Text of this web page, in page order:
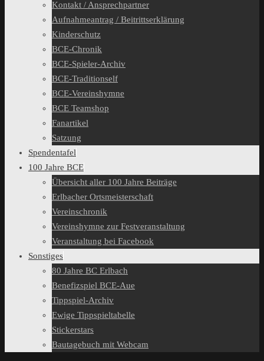
Kontakt / Ansprechpartner
Aufnahmeantrag / Beitrittserklärung
Kinderschutz
BCE-Chronik
BCE-Spieler-Archiv
BCE-Traditionself
BCE-Vereinshymne
BCE Teamshop
Fanartikel
Satzung
Spendentafel
100 Jahre BCE
Übersicht aller 100 Jahre Beiträge
Erlbacher Ortsmeisterschaft
Vereinschronik
Vereinshymne zur Festveranstaltung
Veranstaltung bei Facebook
Sonstiges
80 Jahre BC Erlbach
Benefizspiel BCE-Aue
Tippspiel-Archiv
Ewige Tippspieltabelle
Stickerstars
Bautagebuch mit Webcam